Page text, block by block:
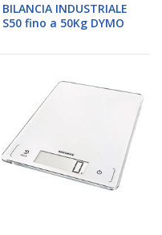
BILANCIA INDUSTRIALE
S50 fino a 50Kg DYMO